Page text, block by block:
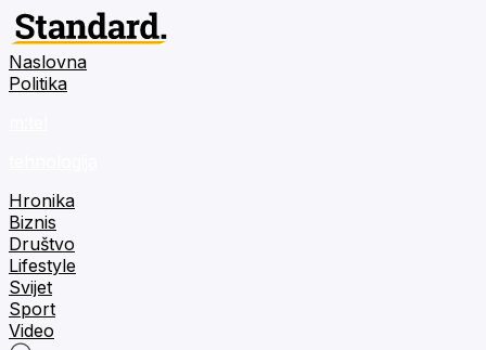
Naslovna
Politika
Hronika
Biznis
Društvo
Lifestyle
Svijet
Sport
Video